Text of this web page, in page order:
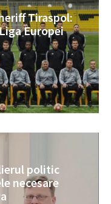
Tiraspol:
Europei
politic
necesare